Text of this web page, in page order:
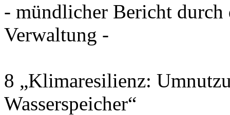
- mündlicher Bericht
Verwaltung -
8 „Klimaresilienz:
Wasserspeicher“